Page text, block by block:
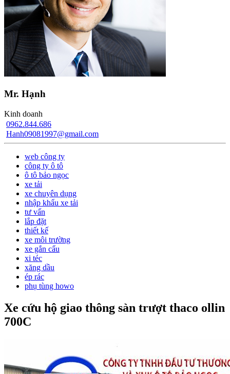
Mr. Hạnh
Kinh doanh
0962.844.686
Hanh09081997@gmail.com
web công ty
công ty ô tô
ô tô bảo ngọc
xe tải
xe chuyên dụng
nhập khẩu xe tải
tư vấn
lắp đặt
thiết kế
xe môi trường
xe gắn cẩu
xi téc
xăng dầu
ép rác
phụ tùng howo
Xe cứu hộ giao thông sàn trượt thaco ollin
700C